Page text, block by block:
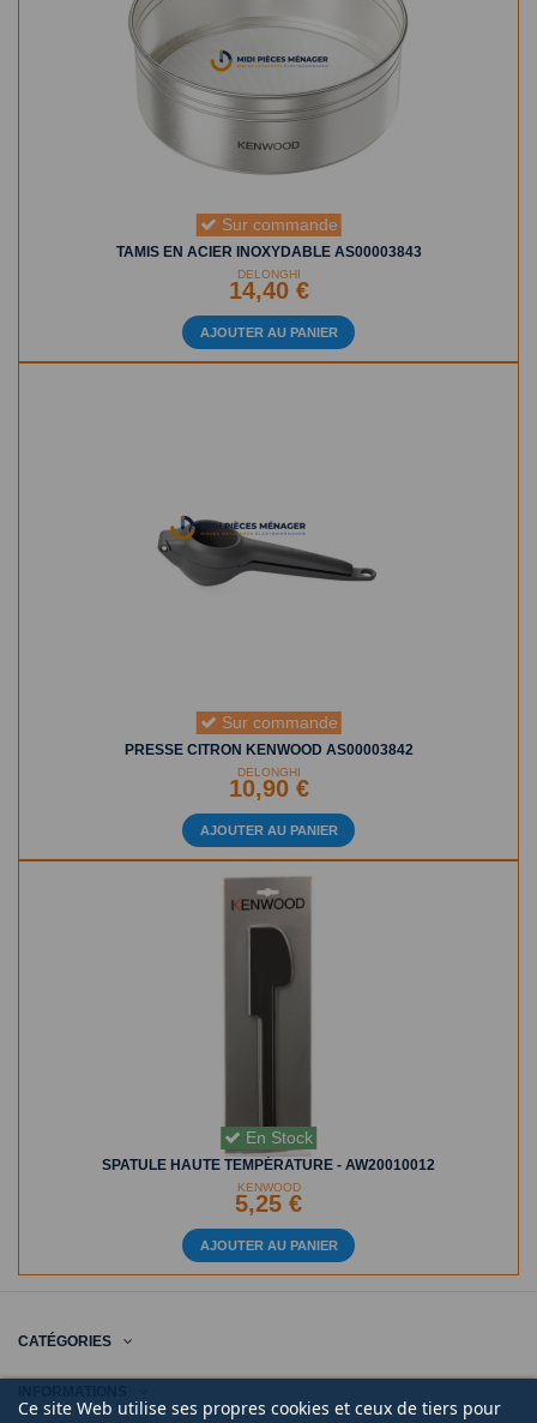
Sur commande
TAMIS EN ACIER INOXYDABLE AS00003843
DELONGHI
14,40 €
AJOUTER AU PANIER
Sur commande
PRESSE CITRON KENWOOD AS00003842
DELONGHI
10,90 €
AJOUTER AU PANIER
En Stock
SPATULE HAUTE TEMPÉRATURE - AW20010012
KENWOOD
5,25 €
AJOUTER AU PANIER
CATÉGORIES
Ce site Web utilise ses propres cookies et ceux de tiers pour